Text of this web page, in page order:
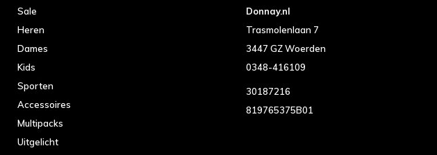
Sale
Heren
Dames
Kids
Sporten
Accessoires
Multipacks
Uitgelicht
Donnay.nl
Trasmolenlaan 7
3447 GZ Woerden
0348-416109
30187216
819765375B01